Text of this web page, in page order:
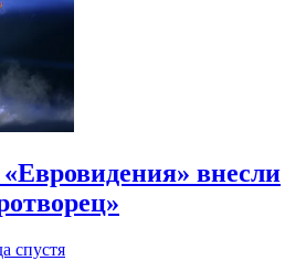
внесли
спустя